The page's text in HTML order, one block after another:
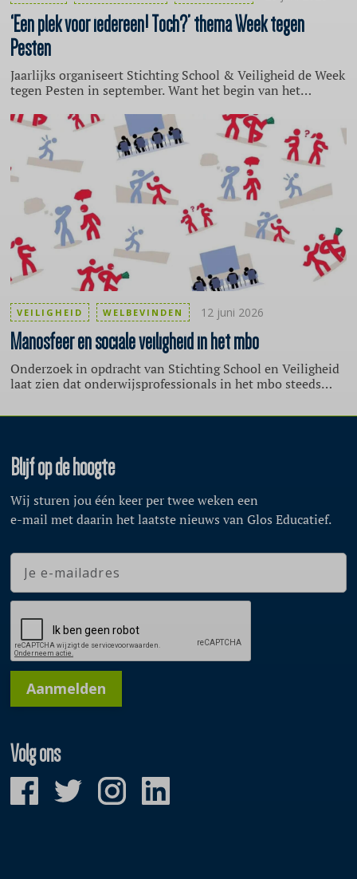
‘Een plek voor iedereen! Toch?’ thema Week tegen
Pesten
Jaarlijks organiseert Stichting School & Veiligheid de Week
tegen Pesten in september. Want het begin van het
positief schoolklimaat. Dit jaar is de week van 21 tot 25
september 2026. Het thema is ‘Een plek voor iedereen!
Toch?’. Want een school is pas veilig als iedere leerling
zich gezien, gehoord en gewaardeerd voelt.
Manosfeeren sociale veiligheid in het mbo
Onderzoek in opdracht van Stichting School en Veiligheid
laat zien dat onderwijsprofessionals in het mbo steeds
maatschappelijke onzekerheid en groepsdynamiek van de
voor de sociale veiligheid in het mbo. De website klimmbo
zet het op een rijtje en benoemt aandachtspunten.
VEILIGHEID WELBEVINDEN 12 juni 2026
Blijf op de hoogte
Wij sturen jou één keer per twee weken een
e-mail met daarin het laatste nieuws van Glos Educatief.
Aanmelden
Volg ons